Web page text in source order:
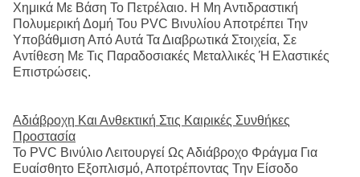
Χημικά Με Βάση Το Πετρέλαιο. Η Μη Αντιδραστική
Πολυμερική Δομή Του PVC Βινυλίου Αποτρέπει Την
Υποβάθμιση Από Αυτά Τα Διαβρωτικά Στοιχεία, Σε
Αντίθεση Με Τις Παραδοσιακές Μεταλλικές Ή Ελαστικές
Επιστρώσεις.
Αδιάβροχη Και Ανθεκτική Στις Καιρικές Συνθήκες
Προστασία
Το PVC Βινύλιο Λειτουργεί Ως Αδιάβροχο Φράγμα Για
Ευαίσθητο Εξοπλισμό, Αποτρέποντας Την Είσοδο